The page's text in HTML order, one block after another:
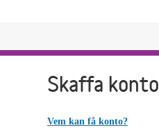
Skaffa konto
Vem kan få konto?